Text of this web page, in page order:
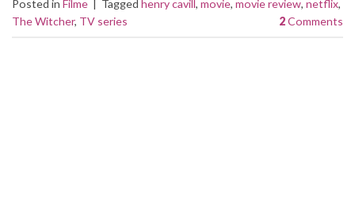
Posted in Filme | Tagged henry cavill, movie, movie review, netflix,
The Witcher, TV series 2Comments